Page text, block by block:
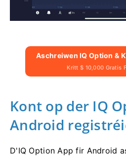
Aschreiwen IQ Option &
Kritt $ 10,000 Gratis
Kont op der IQ
Android
D'IQ Option App fir Android